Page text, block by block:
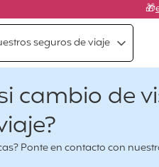
🎁
seguros de viaje
cambio de
Ponte en contacto con